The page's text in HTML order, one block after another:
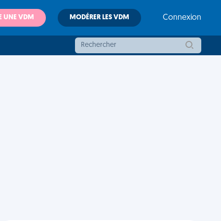
UNE VDM MODÉRER LES VDM Connexion